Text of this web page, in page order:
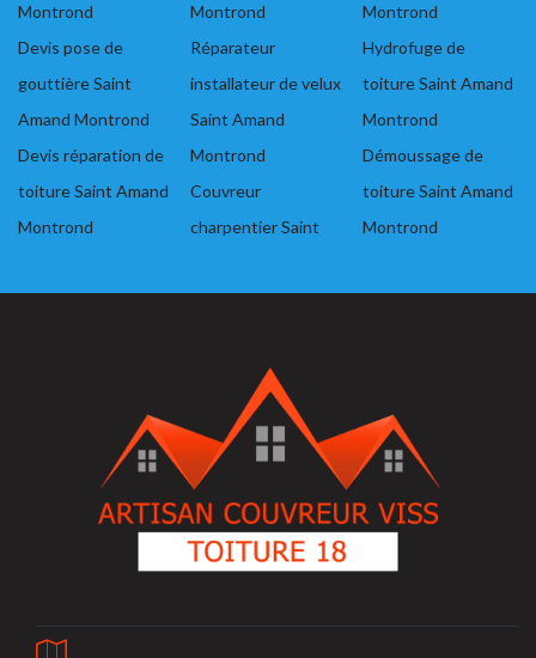
Montrond
Devis pose de
gouttière Saint
Amand Montrond
Devis réparation de
toiture Saint Amand
Montrond
Montrond
Réparateur
installateur de velux
Saint Amand
Montrond
Couvreur
charpentier Saint
Montrond
Hydrofuge de
toiture Saint Amand
Montrond
Démoussage de
toiture Saint Amand
Montrond